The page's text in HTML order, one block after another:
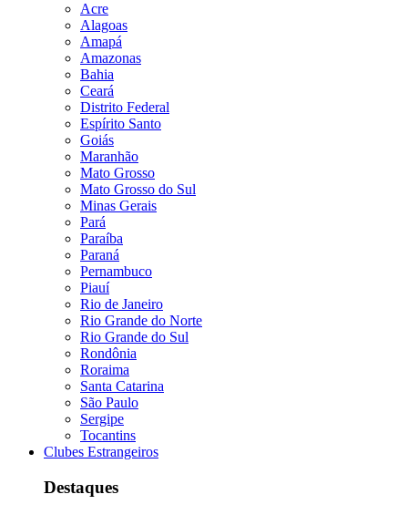
Acre
Alagoas
Amapá
Amazonas
Bahia
Ceará
Distrito Federal
Espírito Santo
Goiás
Maranhão
Mato Grosso
Mato Grosso do Sul
Minas Gerais
Pará
Paraíba
Paraná
Pernambuco
Piauí
Rio de Janeiro
Rio Grande do Norte
Rio Grande do Sul
Rondônia
Roraima
Santa Catarina
São Paulo
Sergipe
Tocantins
Clubes Estrangeiros
Destaques